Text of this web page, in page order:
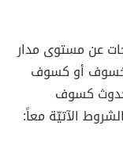
القمر حول الأرض حوالي 5 درجات عن مستوى مدار
خسوف أو كسوف
كسوف
الآتيّة معاً: